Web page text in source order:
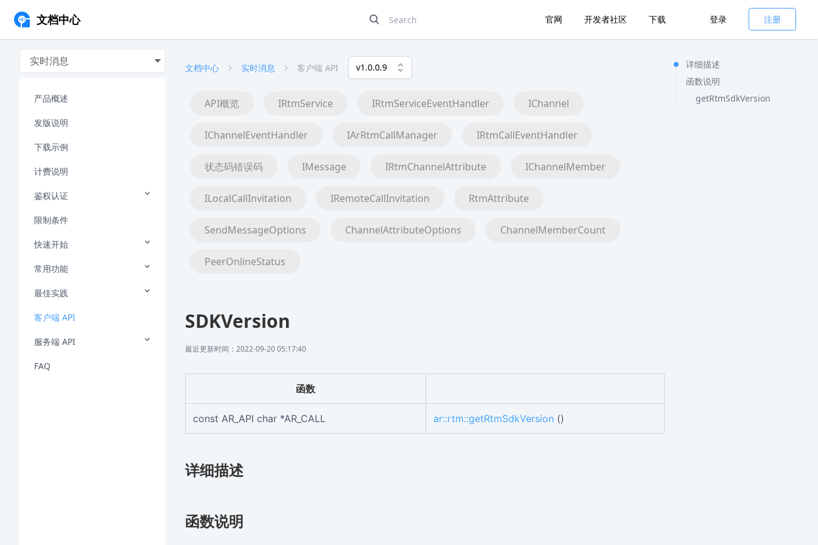
文档中心 官网 开发者社区 下载 登录 注册
实时消息
产品概述
发版说明
下载示例
计费说明
鉴权认证
限制条件
快速开始
常用功能
最佳实践
客户端 API
服务端 API
FAQ
文档中心 实时消息 客户端 API v1.0.0.9
API概览 IRtmService IRtmServiceEventHandler IChannel
IChannelEventHandler IArRtmCallManager IRtmCallEventHandler
状态码错误码 IMessage IRtmChannelAttribute IChannelMember
ILocalCallInvitation IRemoteCallInvitation RtmAttribute
SendMessageOptions ChannelAttributeOptions ChannelMemberCount
PeerOnlineStatus
SDKVersion
最近更新时间：2022-09-20 05:17:40
详细描述
函数说明
getRtmSdkVersion
函数
const AR_API char *AR_CALL ar::rtm::getRtmSdkVersion ()
详细描述
函数说明